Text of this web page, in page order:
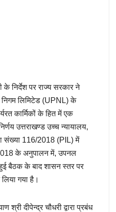
के निर्देश पर राज्य सरकार ने
निगम लिमिटेड (UPNL) के
कार्मिकों के हित में एक
उत्तराखण्ड उच्च न्यायालय,
संख्या 116/2018 (PIL) में
के अनुपालन में, उपनल
बैठक के बाद शासन स्तर पर
गया है।
दीपेन्द्र चौधरी द्वारा प्रबंध